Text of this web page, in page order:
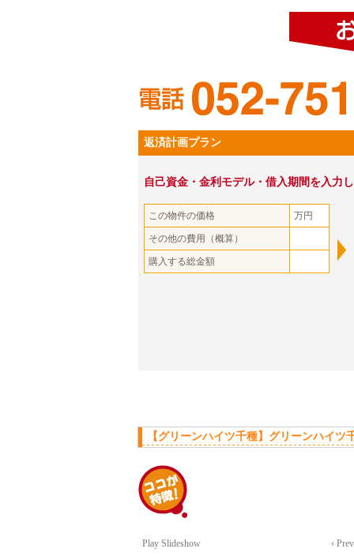
返済計画プラン
自己資金・金利モデル・借入期間を入力
この物件の価格 万円
その他の費用（概算）
購入する総金額
【グリーンハイツ千種】グリーンハイ
Play Slideshow ‹